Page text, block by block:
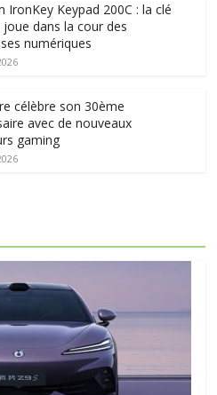
IronKey Keypad 200C : la clé
joue dans la cour des
numériques
célèbre son 30ème
avec de nouveaux
gaming